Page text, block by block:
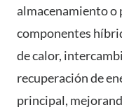
almacenamiento o
componentes
de calor,
recuperación de
principal,